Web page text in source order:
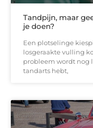
Tandpijn, maar
je doen?
Een plotselinge
losgeraakte vulling
probleem wordt nog
tandarts hebt,